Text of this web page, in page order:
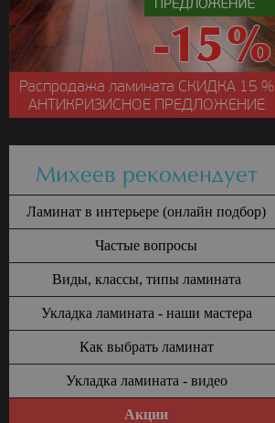
Распродажа ламината СКИДКА15 %
АНТИКРИЗИСНОЕ ПРЕДЛОЖЕНИЕ
Михеев рекомендует
Ламинат в интерьере (онлайн подбор)
Частые вопросы
Виды, классы, типы ламината
Укладка ламината - наши мастера
Как выбрать ламинат
Укладка ламината - видео
Акции